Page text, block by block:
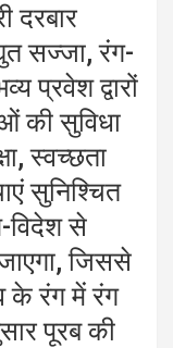
दरबार
सज्जा, रंग-
प्रवेश द्वारों
की सुविधा
स्वच्छता
सुनिश्चित
विदेश से
जिससे
के रंग में रंग
पूरब की